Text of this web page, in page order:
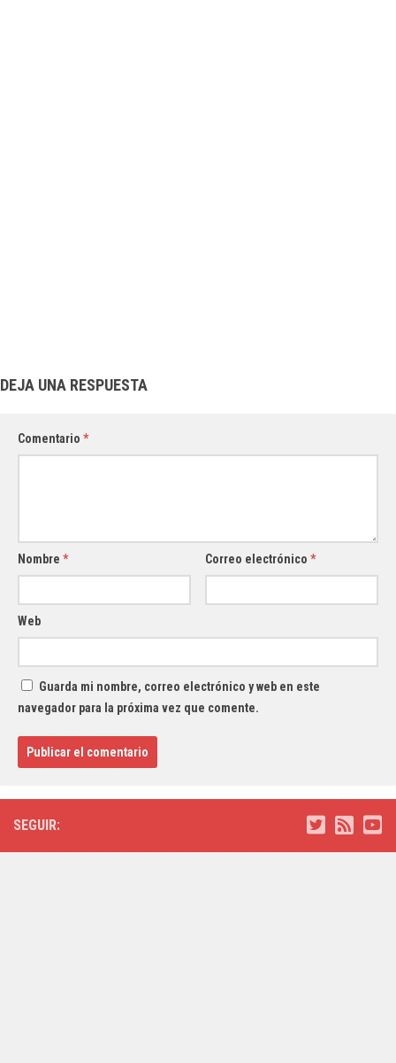
DEJA UNA RESPUESTA
Comentario *
Nombre * Correo electrónico*
Web
Guarda mi nombre, correo electrónico y web en este
navegador para la próxima vez que comente.
SEGUIR: